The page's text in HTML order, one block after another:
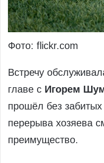
Фото: flickr.com
Встречу
главе с Игорем
прошёл без
перерыва хозяева
преимущество.